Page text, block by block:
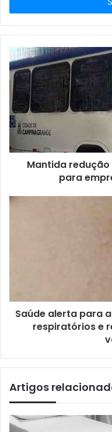
de
email
Mantida redução
para
Saúde alerta para
respiratórios e
Artigos